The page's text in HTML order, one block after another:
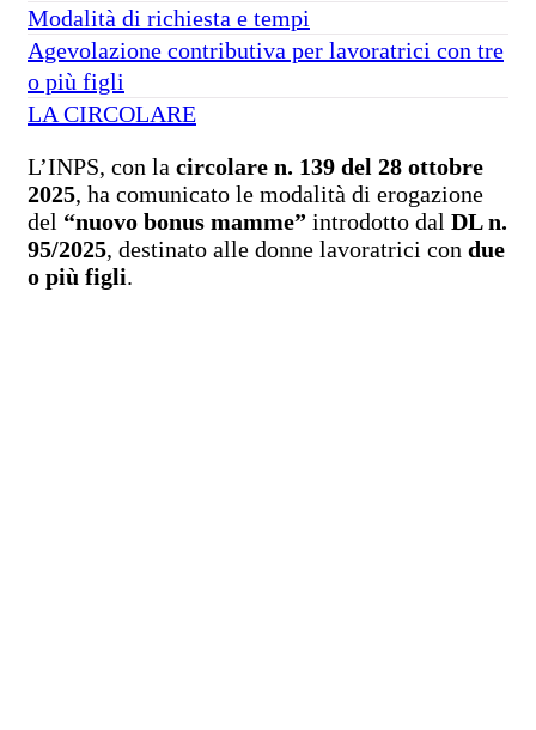
Modalità di richiesta e tempi
Agevolazione contributiva per lavoratrici con tre
o più figli
LA CIRCOLARE
L’INPS, con la circolare n. 139 del 28 ottobre
2025, ha comunicato le modalità di erogazione
del “nuovo bonus mamme” introdotto dal DL n.
95/2025, destinato alle donne lavoratrici con due
o più figli.